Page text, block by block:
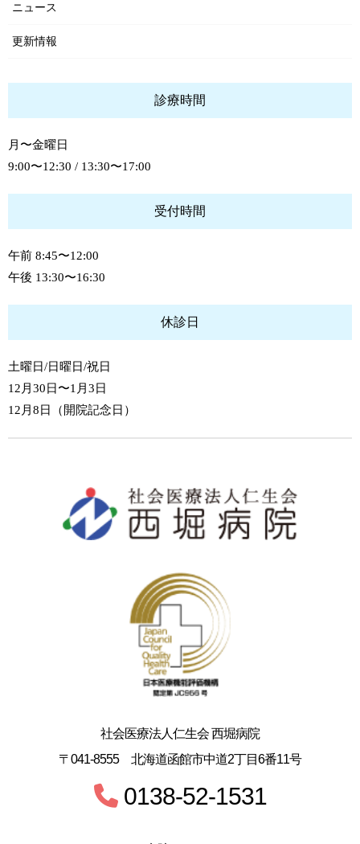
ニュース
更新情報
診療時間
月〜金曜日
9:00〜12:30 / 13:30〜17:00
受付時間
午前 8:45〜12:00
午後 13:30〜16:30
休診日
土曜日/日曜日/祝日
12月30日〜1月3日
12月8日（開院記念日）
社会医療法人仁生会 西堀病院
〒041-8555 北海道函館市中道2丁目6番11号
0138-52-1531